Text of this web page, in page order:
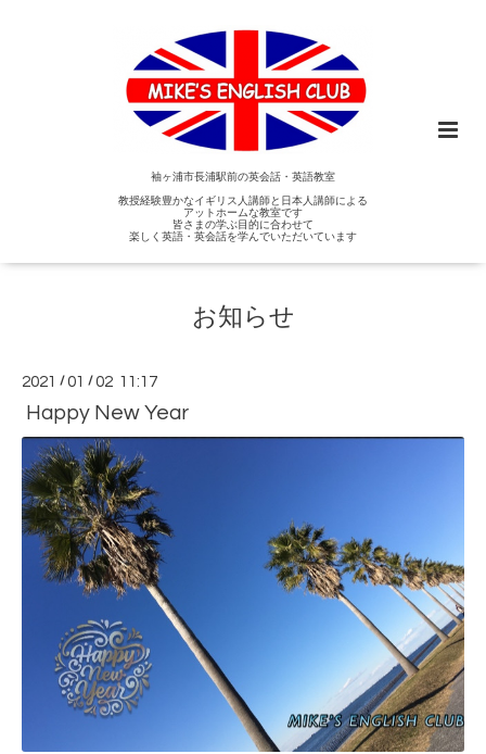
袖ヶ浦市長浦駅前の英会話・英語教室
教授経験豊かなイギリス人講師と日本人講師による
アットホームな教室です
皆さまの学ぶ目的に合わせて
楽しく英語・英会話を学んでいただいています
お知らせ
2021 /01 /02 11:17
Happy New Year